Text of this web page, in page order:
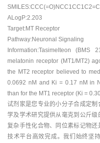
ALogP:2.203
Target:MT Receptor
Pathway:Neuronal Signaling
Information:Tasimelteon
melatonin receptor (MT1/MT2)
the MT2 receptor believed to
0.0692 nM and Ki = 0.17 nM in
than for the MT1 receptor (Ki =
试剂家是您专业的小分子合成定
学及学术研究提供从毫克到公斤级
复杂手性化合物、同位素标记物
技术平台高效完成。我们始终坚